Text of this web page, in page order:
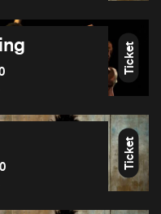
Ticket
Ticket